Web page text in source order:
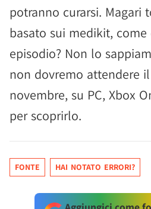
potranno curarsi. Magari
basato sui medikit,
episodio? Non lo
non dovremo attendere
novembre, su PC, Xbox
per scoprirlo.
FONTE HAI NOTATO ERRORI?